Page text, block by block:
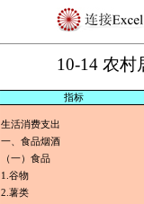
10-14 农村
指标
生活消费支出
一、食品烟酒
（一）食品
1.谷物
2.薯类